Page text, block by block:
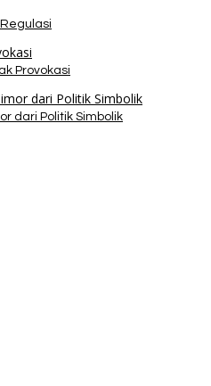
Provokasi
dari Politik Simbolik